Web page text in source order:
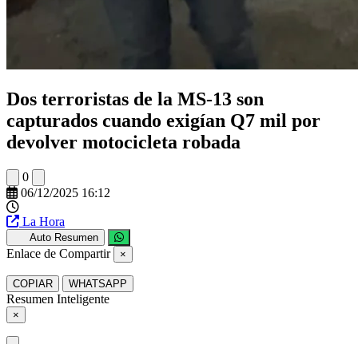
Dos terroristas de la MS-13 son
capturados cuando exigían Q7 mil por
devolver motocicleta robada
0
06/12/2025 16:12
La Hora
Auto Resumen
Enlace de Compartir ×
COPIAR WHATSAPP
Resumen Inteligente
×